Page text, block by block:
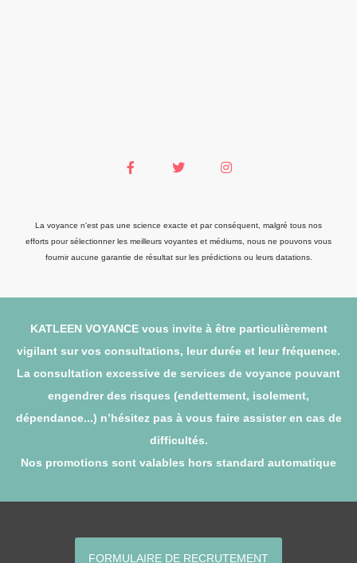
La voyance n'est pas une science exacte et par conséquent, malgré tous nos
efforts pour sélectionner les meilleurs voyantes et médiums, nous ne pouvons vous
fournir aucune garantie de résultat sur les prédictions ou leurs datations.
KATLEEN VOYANCE vous invite à être particulièrement
vigilant sur vos consultations, leur durée et leur fréquence.
La consultation excessive de services de voyance pouvant
engendrer des risques (endettement, isolement,
dépendance...) n’hésitez pas à vous faire assister en cas de
difficultés.
Nos promotions sont valables hors standard automatique
FORMULAIRE DE RECRUTEMENT